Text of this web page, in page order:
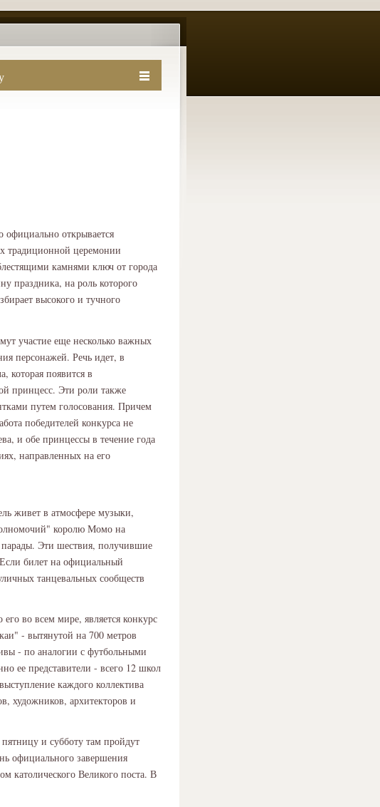
открывается
традиционной церемонии
камнями ключ от города
праздника, на роль которого
высокого и тучного
участие еще несколько важных
персонажей. Речь идет, в
которая появится в
принцесс. Эти роли также
путем голосования. Причем
победителей конкурса не
и обе принцессы в течение года
направленных на его
живет в атмосфере музыки,
королю Момо на
Эти шествия, получившие
билет на официальный
танцевальных сообществ
во всем мире, является конкурс
- вытянутой на 700 метров
- по аналогии с футбольными
ее представители - всего 12 школ
каждого коллектива
художников, архитекторов и
и субботу там пройдут
официального завершения
католического Великого поста. В